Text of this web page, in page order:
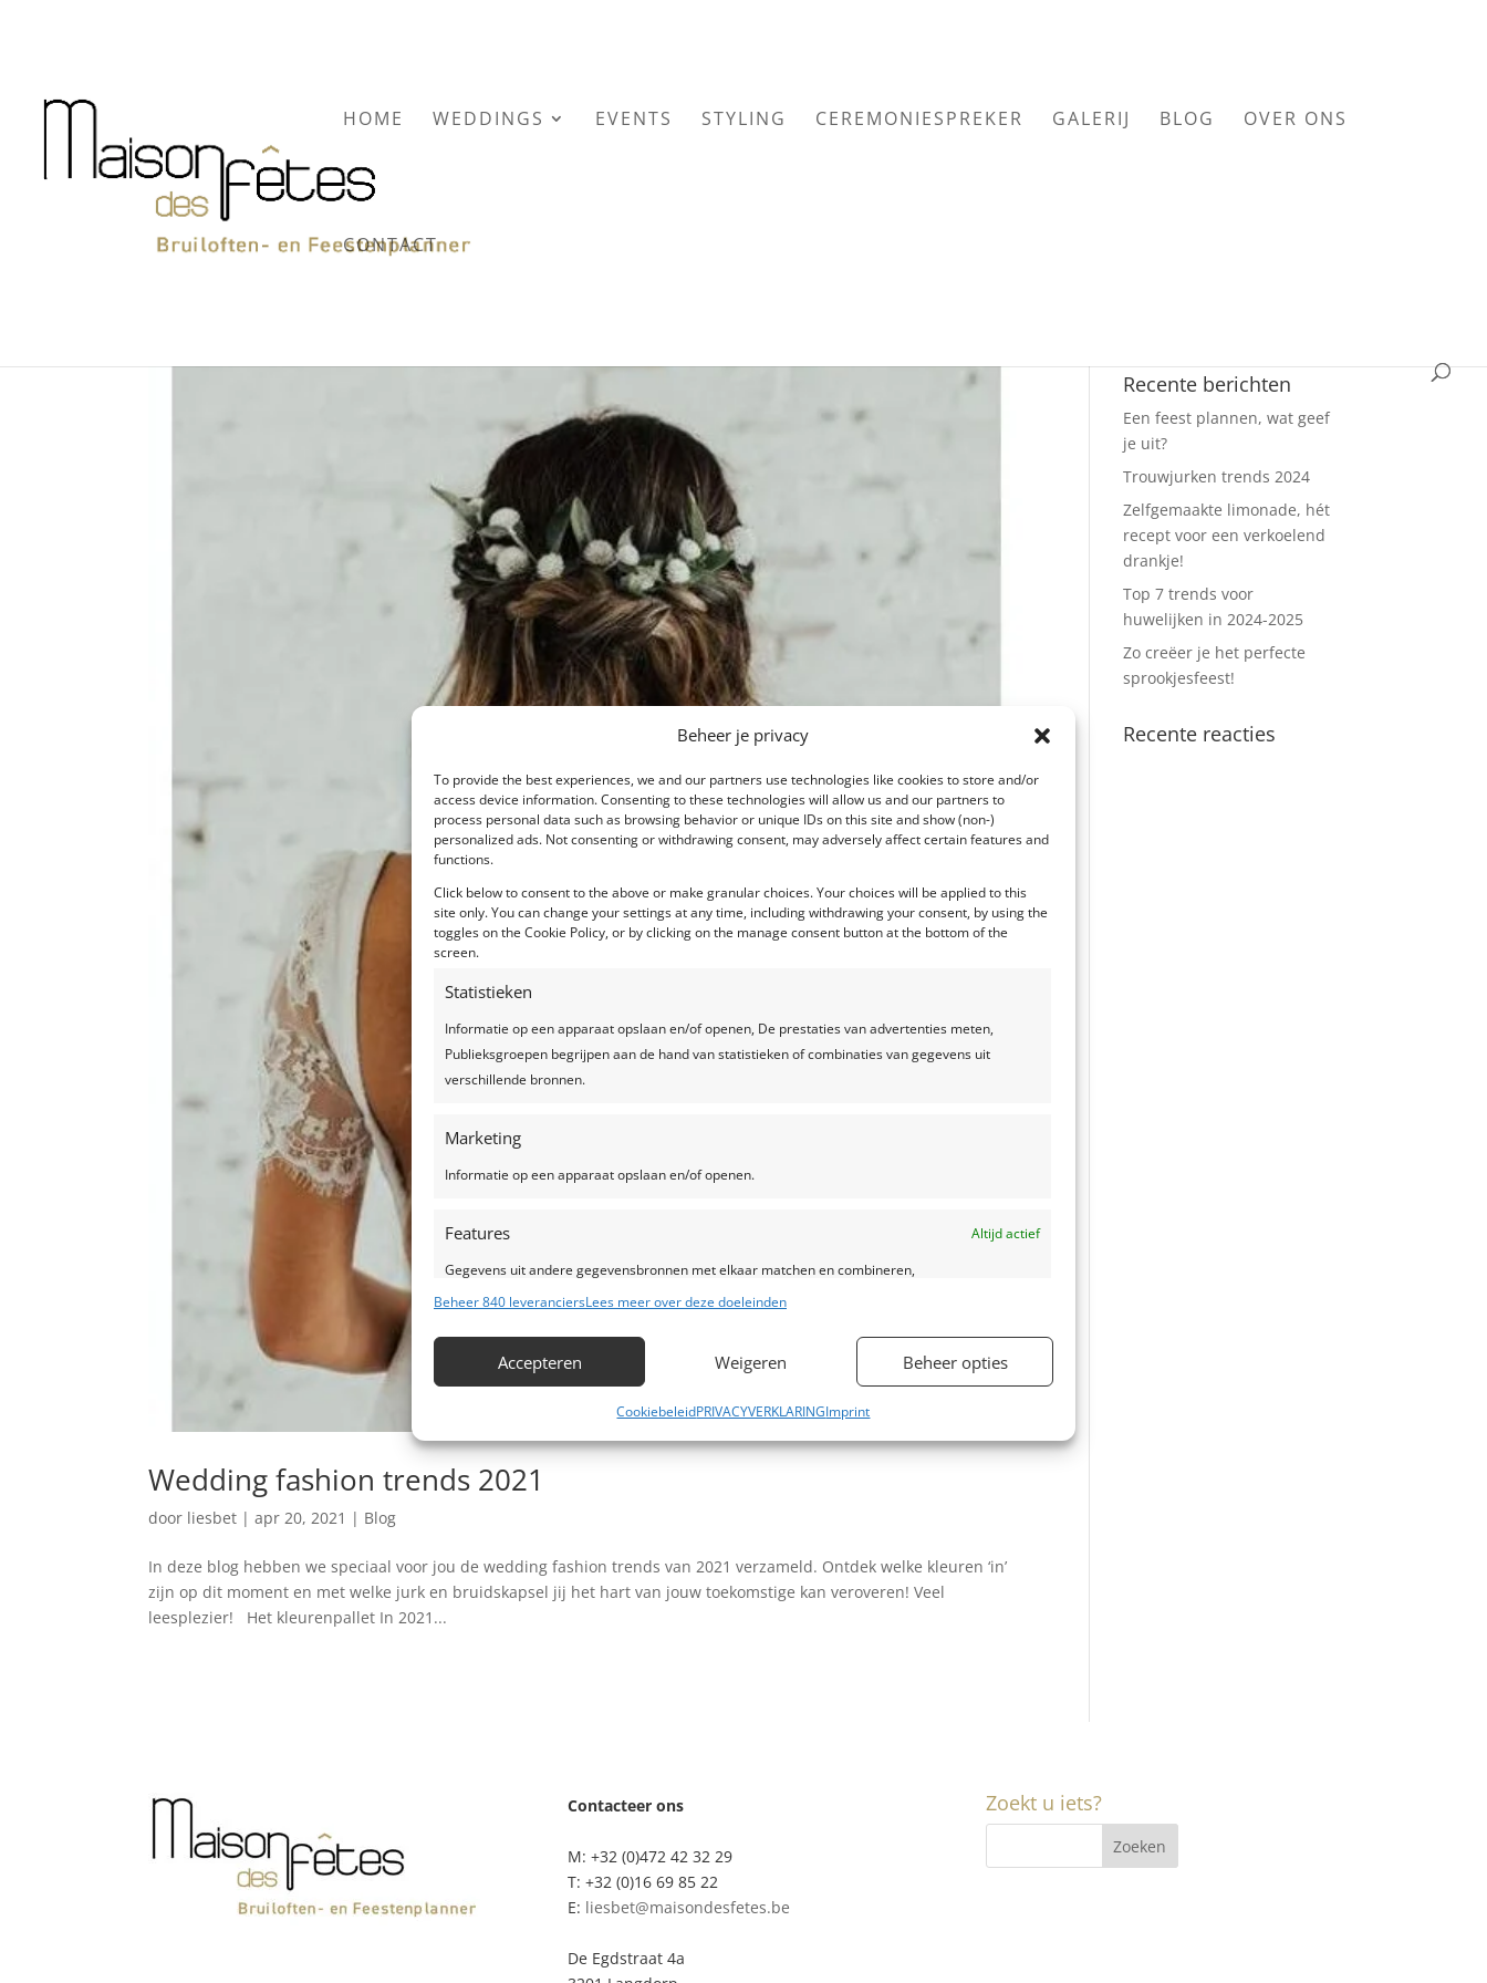
Beheer je privacy
To provide the best experiences, we and our partners use technologies like cookies to store and/or
access device information. Consenting to these technologies will allow us and our partners to
process personal data such as browsing behavior or unique IDs on this site and show (non-)
personalized ads. Not consenting or withdrawing consent, may adversely affect certain features and
functions.
Click below to consent to the above or make granular choices. Your choices will be applied to this
site only. You can change your settings at any time, including withdrawing your consent, by using the
toggles on the Cookie Policy, or by clicking on the manage consent button at the bottom of the
screen.
Statistieken
Informatie op een apparaat opslaan en/of openen, De prestaties van advertenties meten,
Publieksgroepen begrijpen aan de hand van statistieken of combinaties van gegevens uit
verschillende bronnen.
Marketing
Informatie op een apparaat opslaan en/of openen.
Features
Altijd actief
Gegevens uit andere gegevensbronnen met elkaar matchen en combineren,
Verschillende apparaten linken, Apparaten identificeren op basis van automatisch
Zorg dragen voor beveiliging, fraude voorkomen en detecteren en
fouten opsporen, Advertenties en content leveren en tonen.
Altijd actief
Beheer 840 leveranciersLees meer over deze doeleinden
Accepteren Weigeren Beheer opties
CookiebeleidPRIVACYVERKLARINGImprint
HOME WEDDINGS EVENTS STYLING CEREMONIESPREKER GALERIJ BLOG OVER ONS
CONTACT
Wedding fashion trends 2021
door liesbet |apr 20, 2021 | Blog
In deze blog hebben we speciaal voor jou de wedding fashion trends van 2021 verzameld. Ontdek welke kleuren ‘in’
zijn op dit moment en met welke jurk en bruidskapsel jij het hart van jouw toekomstige kan veroveren! Veel
leesplezier! Het kleurenpallet In 2021...
Recente berichten
Een feest plannen, wat geef
je uit?
Trouwjurken trends 2024
Zelfgemaakte limonade, hét
recept voor een verkoelend
drankje!
Top 7 trends voor
huwelijken in 2024-2025
Zo creëer je het perfecte
sprookjesfeest!
Recente reacties
Contacteer ons
M: +32 (0)472 42 32 29
T: +32 (0)16 69 85 22
E: liesbet@maisondesfetes.be
De Egdstraat 4a
Zoekt u iets?